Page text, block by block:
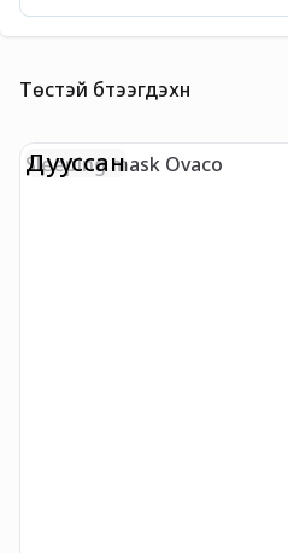
Төстэй бүтээгдэхүүн
Дууссан
Sleeping mask Ovaco